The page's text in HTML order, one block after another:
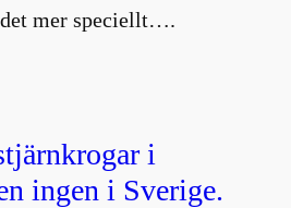
det mer speciellt….
i
ingen i Sverige.